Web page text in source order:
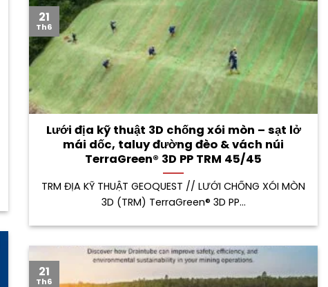
Lưới địa kỹ thuật 3D chống xói mòn – sạt lở
mái dốc, taluy đường đèo & vách núi
TerraGreen® 3D PP TRM 45/45
TRM ĐỊA KỸ THUẬT GEOQUEST // LƯỚI CHỐNG XÓI MÒN
3D (TRM) TerraGreen® 3D PP...
21
Th6
21
Th6